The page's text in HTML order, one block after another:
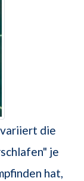
die
je
hat,